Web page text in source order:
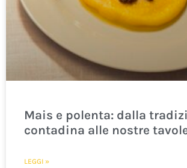
Mais e polenta: dalla
contadina alle nostre
LEGGI »